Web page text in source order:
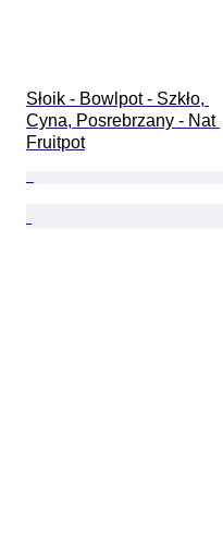
Słoik - Bowlpot - Szkło,
Cyna, Posrebrzany - Nat
Fruitpot